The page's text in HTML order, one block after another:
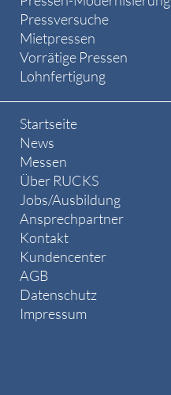
Pressversuche
Mietpressen
Vorrätige Pressen
Lohnfertigung
Startseite
News
Messen
Über RUCKS
Jobs/Ausbildung
Ansprechpartner
Kontakt
Kundencenter
AGB
Datenschutz
Impressum